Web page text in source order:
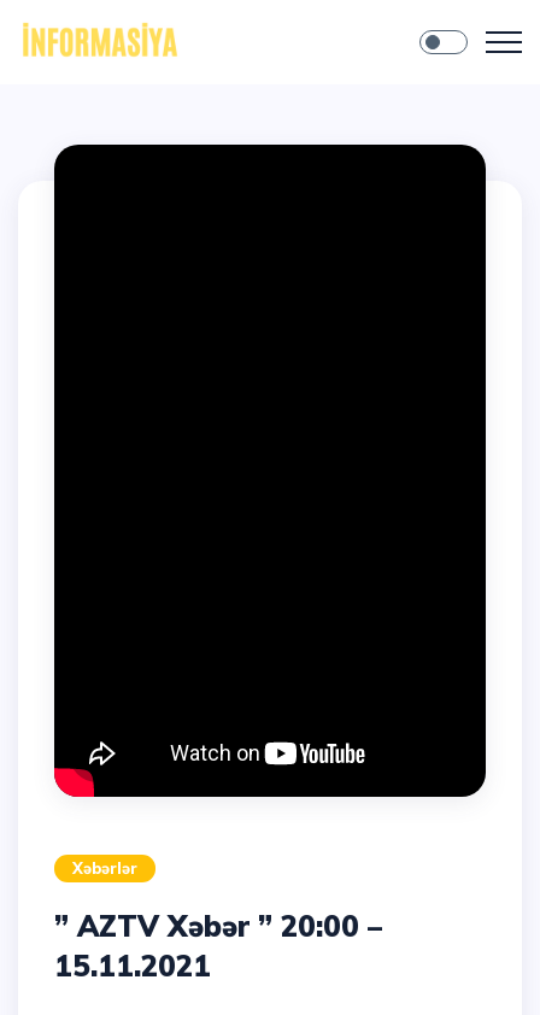
Xəbərlər
” AZTV Xəbər ” 20:00 –
15.11.2021